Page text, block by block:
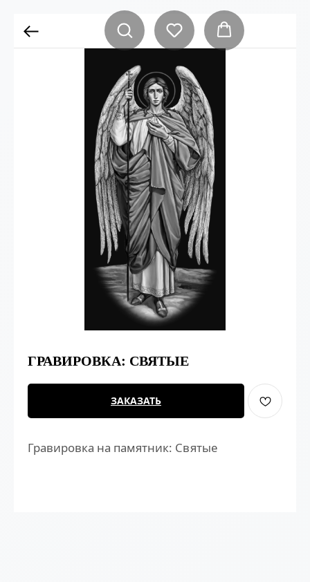
ГРАВИРОВКА: СВЯТЫЕ
ЗАКАЗАТЬ
Гравировка на памятник: Святые